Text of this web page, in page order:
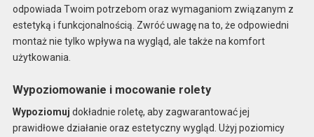
odpowiada Twoim potrzebom oraz wymaganiom związanym z
estetyką i funkcjonalnością. Zwróć uwagę na to, że odpowiedni
montaż nie tylko wpływa na wygląd, ale także na komfort
użytkowania.
Wypoziomowanie i mocowanie rolety
Wypoziomuj dokładnie roletę, aby zagwarantować jej
prawidłowe działanie oraz estetyczny wygląd. Użyj poziomicy